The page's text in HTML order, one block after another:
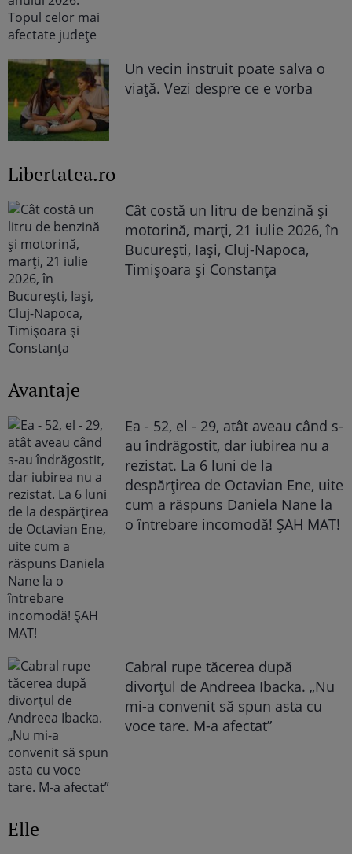
Un vecin instruit poate salva o
viață. Vezi despre ce e vorba
Libertatea.ro
Cât costă un litru de benzină și
motorină, marți, 21 iulie 2026, în
București, Iași, Cluj-Napoca,
Timișoara și Constanța
Avantaje
Ea - 52, el - 29, atât aveau când s-
au îndrăgostit, dar iubirea nu a
rezistat. La 6 luni de la
despărțirea de Octavian Ene, uite
cum a răspuns Daniela Nane la
o întrebare incomodă! ȘAH MAT!
Cabral rupe tăcerea după
divorțul de Andreea Ibacka. „Nu
mi-a convenit să spun asta cu
voce tare. M-a afectat”
Elle